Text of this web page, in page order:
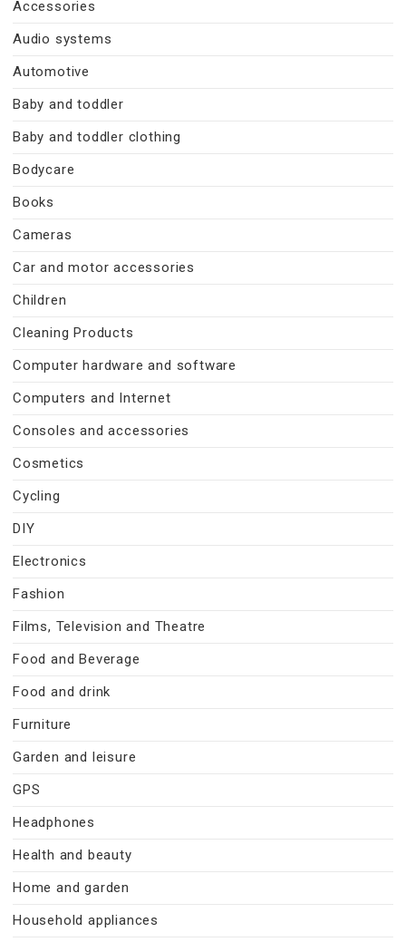
Accessories
Audio systems
Automotive
Baby and toddler
Baby and toddler clothing
Bodycare
Books
Cameras
Car and motor accessories
Children
Cleaning Products
Computer hardware and software
Computers and Internet
Consoles and accessories
Cosmetics
Cycling
DIY
Electronics
Fashion
Films, Television and Theatre
Food and Beverage
Food and drink
Furniture
Garden and leisure
GPS
Headphones
Health and beauty
Home and garden
Household appliances